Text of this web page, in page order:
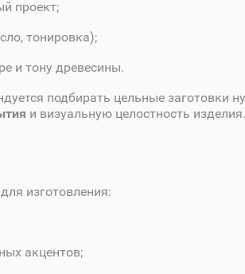
проект;
тонировка);
и тону древесины.
подбирать цельные заготовки
и визуальную целостность изделия.
изготовления:
акцентов;